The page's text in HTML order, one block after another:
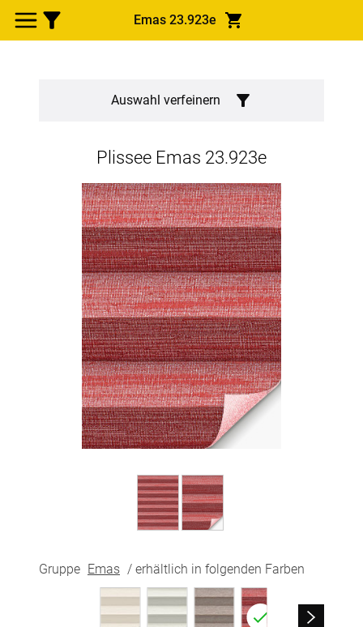
Emas 23.923e
Auswahl verfeinern
Plissee Emas 23.923e
Gruppe Emas / erhältlich in folgenden Farben